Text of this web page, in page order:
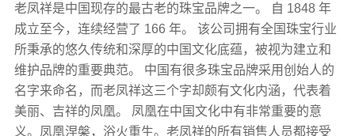
老凤祥是中国现存的最古老的珠宝品牌之一。 自 1848 年
成立至今，连续经营了 166 年。 该公司拥有全国珠宝行业
所秉承的悠久传统和深厚的中国文化底蕴，被视为建立和
维护品牌的重要典范。 中国有很多珠宝品牌采用创始人的
名字来命名，而老凤祥这三个字却颇有文化内涵，代表着
美丽、吉祥的凤凰。 凤凰在中国文化中有非常重要的意
义。凤凰涅槃，浴火重生。老凤祥的所有销售人员都接受